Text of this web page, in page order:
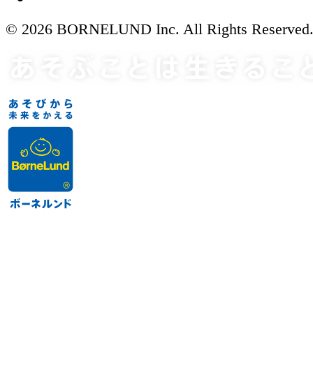
© 2026 BORNELUND Inc. All Rights Reserved.